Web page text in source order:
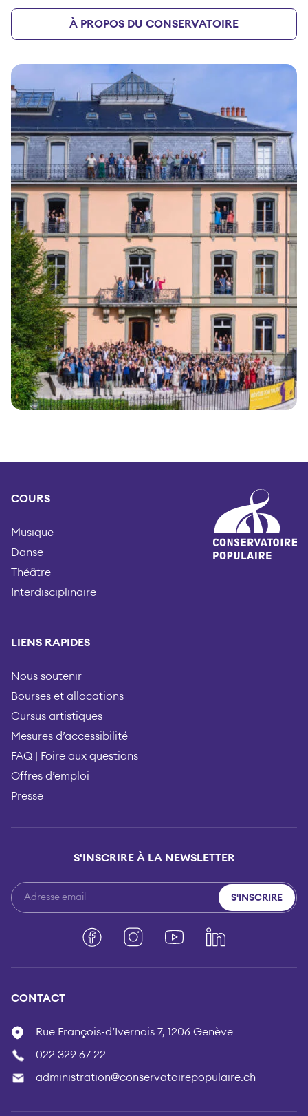
À PROPOS DU CONSERVATOIRE
COURS
Musique
Danse
Théâtre
Interdisciplinaire
LIENS RAPIDES
Nous soutenir
Bourses et allocations
Cursus artistiques
Mesures d’accessibilité
FAQ | Foire aux questions
Offres d’emploi
Presse
S'INSCRIRE À LA NEWSLETTER
S'INSCRIRE
FacebookInstagramYouTubeLinkedIn
CONTACT
Rue François-d’Ivernois 7, 1206 Genève
022 329 67 22
administration@conservatoirepopulaire.ch